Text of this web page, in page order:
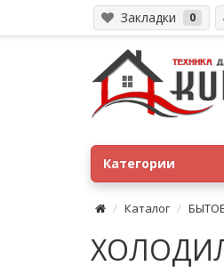
Закладки 0
Категории
Каталог